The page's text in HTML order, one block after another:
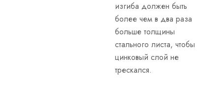
изгиба должен быть
более чем в два раза
больше толщины
стального листа, чтобы
цинковый слой не
трескался.